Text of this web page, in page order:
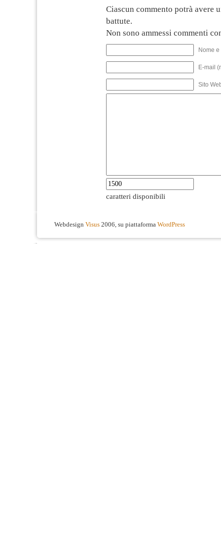
Ciascun commento potrà avere
battute.
Non sono ammessi commenti
Nome
E-mail
Sito
caratteri disponibili
Webdesign Visus 2006, su piattaforma WordPress